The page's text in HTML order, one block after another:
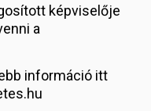
képviselője
a
információ itt